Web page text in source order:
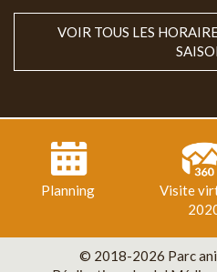
VOIR TOUS LES
Planning
Visite
© 2018-2026 Parc